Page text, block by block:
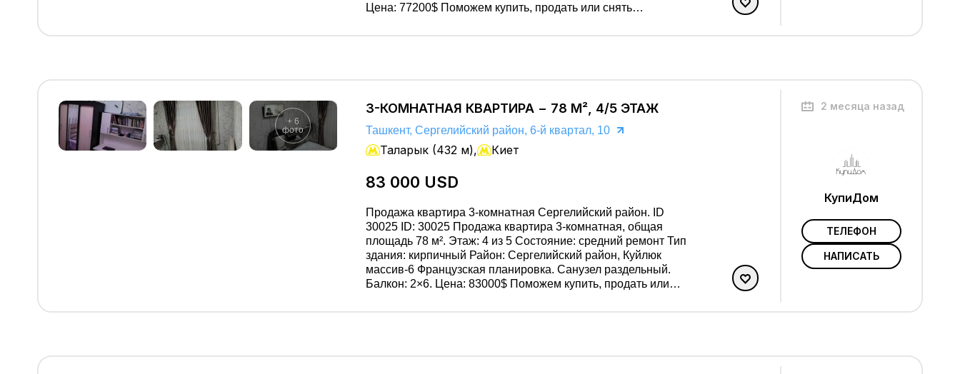
Цена: 77200$ Поможем купить, продать или снять
сопровождение. Подберём лучший вариант. Звоните:
+ 6
фото
3-КОМНАТНАЯ КВАРТИРА − 78 М², 4/5 ЭТАЖ
Ташкент, Сергелийский район, 6-й квартал, 10
Таларык (432 м), Киет
83 000 USD
Продажа квартира 3-комнатная Сергелийский район. ID
30025 ID: 30025 Продажа квартира 3-комнатная, общая
площадь 78 м². Этаж: 4 из 5 Состояние: средний ремонт Тип
здания: кирпичный Район: Сергелийский район, Куйлюк
массив-6 Французская планировка. Санузел раздельный.
Балкон: 2×6. Цена: 83000$ Поможем купить, продать или
сопровождение. Подберём лучший вариант. Звоните:
2 месяца назад
КупиДом
ТЕЛЕФОН
НАПИСАТЬ